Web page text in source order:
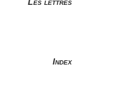
Index